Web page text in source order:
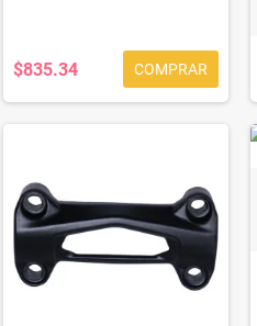
$835.34 COMPRAR